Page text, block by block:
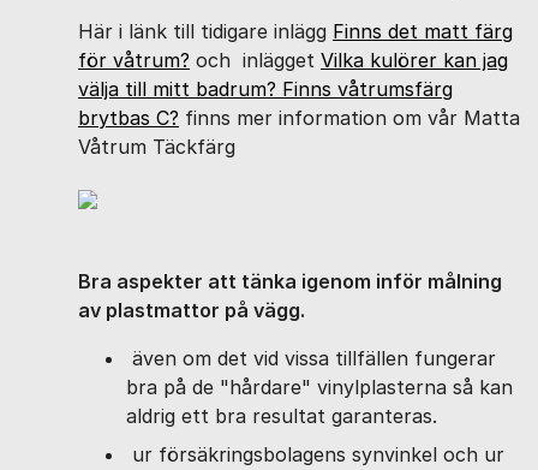
Här i länk till tidigare inlägg Finns det matt färg
för våtrum? och inlägget Vilka kulörer kan jag
välja till mitt badrum? Finns våtrumsfärg
brytbas C? finns mer information om vår Matta
Våtrum Täckfärg
Bra aspekter att tänka igenom inför målning
av plastmattor på vägg.
även om det vid vissa tillfällen fungerar
bra på de "hårdare" vinylplasterna så kan
aldrig ett bra resultat garanteras.
ur försäkringsbolagens synvinkel och ur